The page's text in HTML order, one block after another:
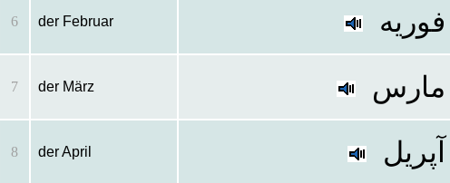
6 der Februar فوریه
7 der März مارس
8 der April آپریل